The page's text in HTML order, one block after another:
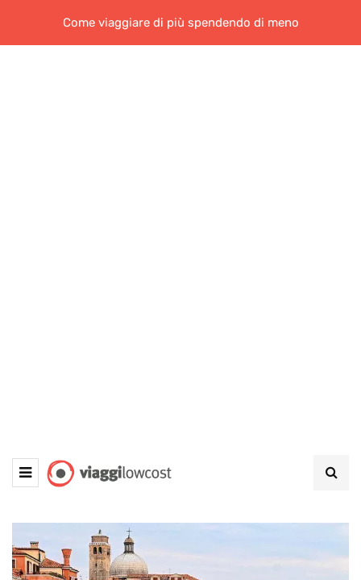
Come viaggiare di più spendendo di meno